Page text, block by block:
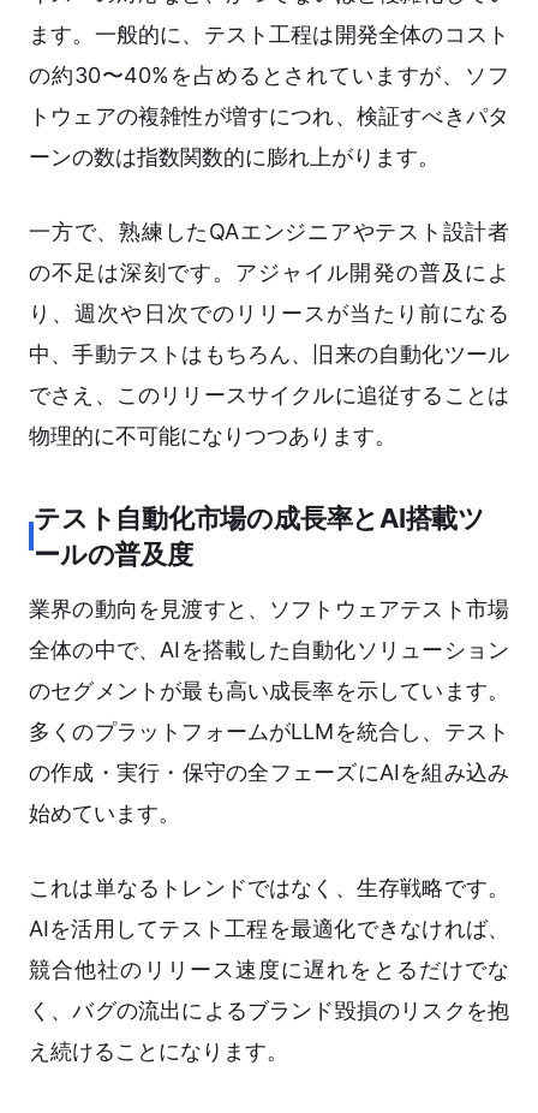
ます。一般的に、テスト工程は開発全体のコスト
の約30〜40%を占めるとされていますが、ソフ
トウェアの複雑性が増すにつれ、検証すべきパタ
ーンの数は指数関数的に膨れ上がります。
一方で、熟練したQAエンジニアやテスト設計者
の不足は深刻です。アジャイル開発の普及によ
り、週次や日次でのリリースが当たり前になる
中、手動テストはもちろん、旧来の自動化ツール
でさえ、このリリースサイクルに追従することは
物理的に不可能になりつつあります。
テスト自動化市場の成長率とAI搭載ツ
ールの普及度
業界の動向を見渡すと、ソフトウェアテスト市場
全体の中で、AIを搭載した自動化ソリューション
のセグメントが最も高い成長率を示しています。
多くのプラットフォームがLLMを統合し、テスト
の作成・実行・保守の全フェーズにAIを組み込み
始めています。
これは単なるトレンドではなく、生存戦略です。
AIを活用してテスト工程を最適化できなければ、
競合他社のリリース速度に遅れをとるだけでな
く、バグの流出によるブランド毀損のリスクを抱
え続けることになります。